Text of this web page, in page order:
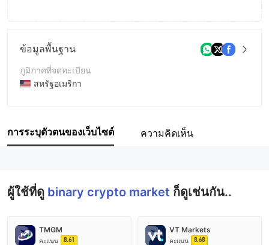
ข้อมูลพื้นฐาน
ภูมิภาคที่จดทะเบียน
สหรัฐอเมริกา
ชื่อบริษัท
การระบุตัวตนของเว็บไซต์ ความคิดเห็น
ผู้ใช้ที่ดู binary crypto market ก็ดูเช่นกัน..
TMGM
คะแนน 8.61
VT Markets
คะแนน 8.68